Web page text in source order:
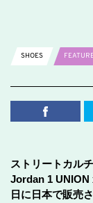
SHOES
ストリートカル
Jordan 1 UNION
日に日本で販売